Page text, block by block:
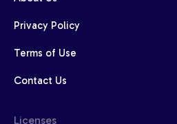
Privacy Policy
Terms of Use
Contact Us
Licenses